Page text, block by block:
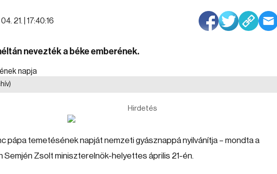
21. | 17:40:16
nevezték a béke emberének.
Hirdetés
pápa temetésének napját nemzeti gyásznappá nyilvánítja – mondta a
Semjén Zsolt miniszterelnök-helyettes április 21-én.